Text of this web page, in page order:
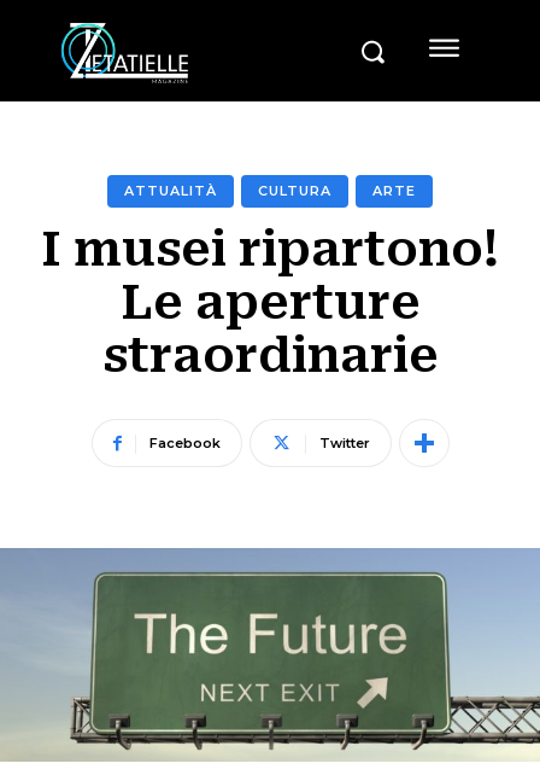
ATTUALITÀ CULTURA ARTE
I musei ripartono!
Le aperture
straordinarie
Facebook Twitter